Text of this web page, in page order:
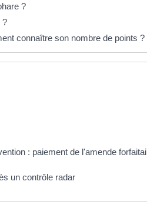
?
?
connaître son nombre de points ?
: paiement de l'amende
un contrôle radar